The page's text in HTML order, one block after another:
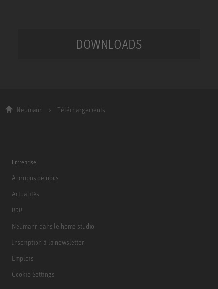
DOWNLOADS
Neumann Téléchargements
Entreprise
A propos de nous
Actualités
B2B
Neumann dans le home studio
Inscription à la newsletter
Emplois
Cookie Settings